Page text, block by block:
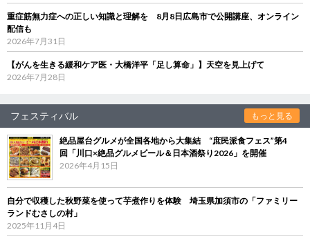
重症筋無力症への正しい知識と理解を 8月8日広島市で公開講座、オンライン
配信も
2026年7月31日
【がんを生きる緩和ケア医・大橋洋平「足し算命」】天空を見上げて
2026年7月28日
フェスティバル もっと見る
絶品屋台グルメが全国各地から大集結 “庶民派食フェス”第4
回「川口×絶品グルメビール＆日本酒祭り2026」を開催
2026年4月15日
自分で収穫した秋野菜を使って芋煮作りを体験 埼玉県加須市の「ファミリー
ランドむさしの村」
2025年11月4日